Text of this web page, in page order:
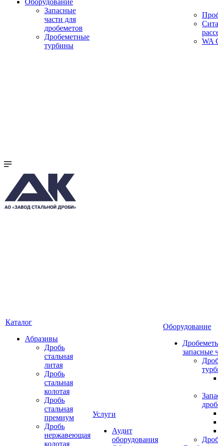
Оборудование
Запасные
части для
дробеметов
Дробеметные
турбины
WA
Каталог
Абразивы
Дробь
стальная
литая
Дробь
стальная
колотая
Дробь
стальная
премиум
Дробь
нержавеющая
колотая
Услуги
Аудит
оборудования
Оборудование
запасные